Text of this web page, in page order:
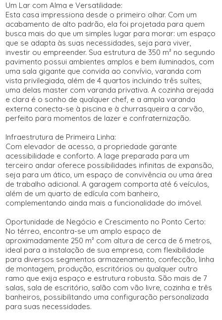
Um Lar com Alma e Versatilidade:
Esta casa impressiona desde o primeiro olhar. Com um
acabamento de alto padrão, ela foi projetada para quem
busca mais do que um simples lugar para morar: um espaço
que se adapta às suas necessidades, seja para viver,
investir ou empreender. Sua estrutura de 350 m² no segundo
pavimento possui ambientes amplos e bem iluminados, com
uma sala gigante que convida ao convívio, varanda com
vista privilegiada, além de 4 quartos incluindo três suítes,
uma delas master com varanda privativa. A cozinha arejada
e clara é o sonho de qualquer chef, e a ampla varanda
externa conecta-se à piscina e à churrasqueira a carvão,
perfeito para momentos de lazer e confraternização.
Infraestrutura de Primeira Linha:
Com elevador de acesso, a propriedade garante
acessibilidade e conforto. A lage preparada para um
terceiro andar oferece possibilidades infinitas de expansão,
seja para um ático, um espaço de convivência ou uma área
de trabalho adicional. A garagem comporta até 6 veículos,
além de um quarto de edícula com banheiro,
complementando ainda mais a funcionalidade do imóvel.
Oportunidade de Negócio e Crescimento no Ponto Certo:
No térreo, encontra-se um amplo espaço de
aproximadamente 250 m² com altura de cerca de 6 metros,
ideal para a instalação de sua empresa, com flexibilidade
para diversos segmentos armazenamento, confecção, linha
de montagem, produção, escritórios ou qualquer outro
ramo que exija espaço e estrutura robusta. São mais de 7
salas, sala de escritório, salão com vão livre, cozinha e três
banheiros, possibilitando uma configuração personalizada
para suas necessidades.